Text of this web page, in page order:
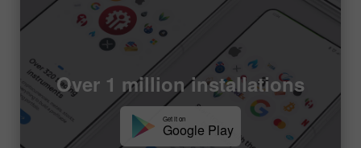
Over 1 million installations
Get it on
Google Play